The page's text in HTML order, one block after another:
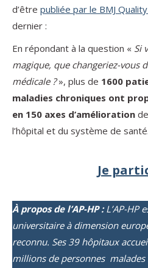
d’être publiée par le BMJ
dernier :
En répondant à la question « Si
magique, que changeriez-vous
médicale ?», plus de 1600
maladies chroniques ont
en 150 axes d’amélioration
l’hôpital et du système de santé.
Je
À propos de l’AP-HP :L’AP-HP
universitaire à dimension
reconnu. Ses 39 hôpitaux
millions de personnes malades